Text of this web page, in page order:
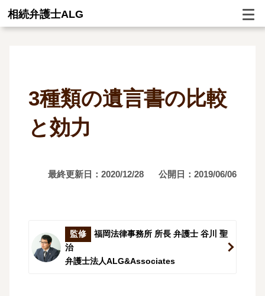
相続弁護士ALG
3種類の遺言書の比較
と効力
最終更新日：2020/12/28 公開日：2019/06/06
監修
福岡法律事務所 所長 弁護士 谷川 聖
治
弁護士法人ALG&Associates